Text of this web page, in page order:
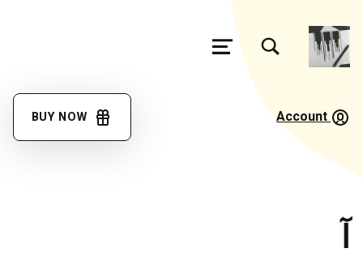
لغت
گویش
مئیوند
تغییر وضعیت جعبه مودال فرم جستجو
منو
Account